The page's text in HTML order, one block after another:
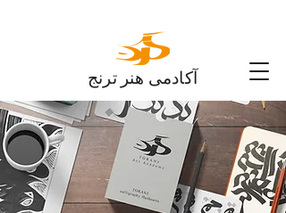
آکادمی هنر ترنج